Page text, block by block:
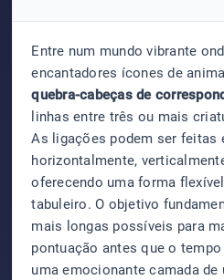
Entre num mundo vibrante
encantadores ícones de
quebra-cabeças de
linhas entre três ou mais
As ligações podem ser feitas
horizontalmente,
oferecendo uma forma
tabuleiro. O objetivo
mais longas possíveis para
pontuação antes que o
uma emocionante camada de